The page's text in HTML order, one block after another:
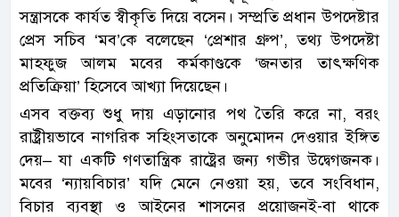
সন্ত্রাসকে কার্যত স্বীকৃতি দিয়ে বসেন। সম্প্রতি প্রধান উপদেষ্টার
প্রেস সচিব ‘মব’কে বলেছেন ‘প্রেশার গ্রুপ’, তথ্য উপদেষ্টা
মাহফুজ আলম মবের কর্মকাণ্ডকে ‘জনতার তাৎক্ষণিক
প্রতিক্রিয়া’ হিসেবে আখ্যা দিয়েছেন।
এসব বক্তব্য শুধু দায় এড়ানোর পথ তৈরি করে না, বরং
রাষ্ট্রীয়ভাবে নাগরিক সহিংসতাকে অনুমোদন দেওয়ার ইঙ্গিত
দেয়– যা একটি গণতান্ত্রিক রাষ্ট্রের জন্য গভীর উদ্বেগজনক।
মবের ‘ন্যায়বিচার’ যদি মেনে নেওয়া হয়, তবে সংবিধান,
বিচার ব্যবস্থা ও আইনের শাসনের প্রয়োজনই-বা থাকে